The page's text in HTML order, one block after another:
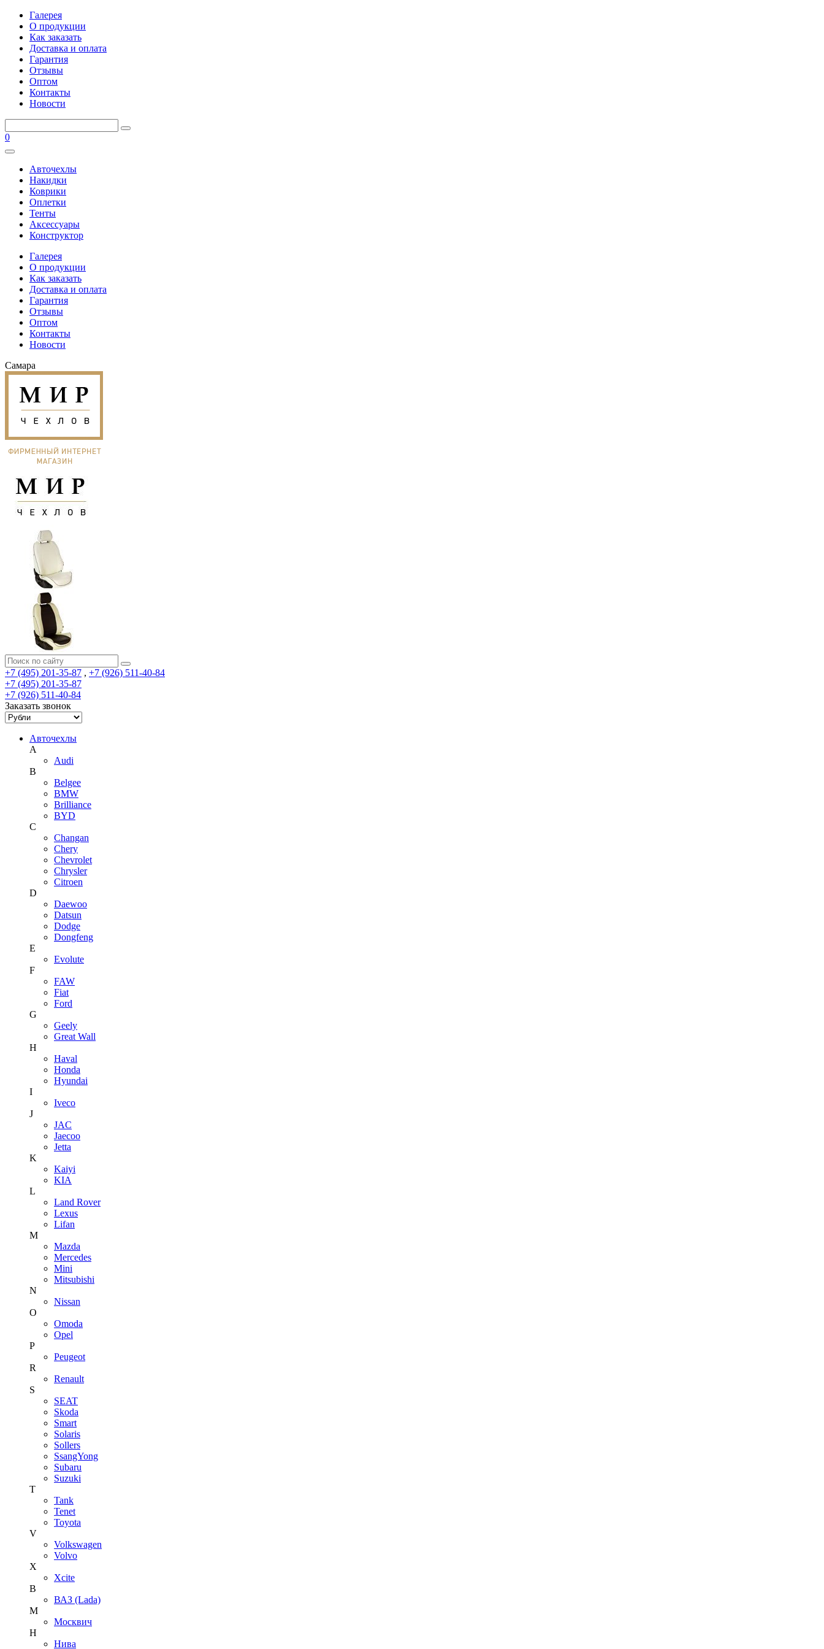
Галерея
О продукции
Как заказать
Доставка и оплата
Гарантия
Отзывы
Оптом
Контакты
Новости
0
Авточехлы
Накидки
Коврики
Оплетки
Тенты
Аксессуары
Конструктор
Галерея
О продукции
Как заказать
Доставка и оплата
Гарантия
Отзывы
Оптом
Контакты
Новости
Самара
+7 (495) 201-35-87 , +7 (926) 511-40-84
+7 (495) 201-35-87
+7 (926) 511-40-84
Заказать звонок
Авточехлы
A
Audi
B
Belgee
BMW
Brilliance
BYD
C
Changan
Chery
Chevrolet
Chrysler
Citroen
D
Daewoo
Datsun
Dodge
Dongfeng
E
Evolute
F
FAW
Fiat
Ford
G
Geely
Great Wall
H
Haval
Honda
Hyundai
I
Iveco
J
JAC
Jaecoo
Jetta
K
Kaiyi
KIA
L
Land Rover
Lexus
Lifan
M
Mazda
Mercedes
Mini
Mitsubishi
N
Nissan
O
Omoda
Opel
P
Peugeot
R
Renault
S
SEAT
Skoda
Smart
Solaris
Sollers
SsangYong
Subaru
Suzuki
T
Tank
Tenet
Toyota
V
Volkswagen
Volvo
X
Xcite
В
ВАЗ (Lada)
М
Москвич
Н
Нива